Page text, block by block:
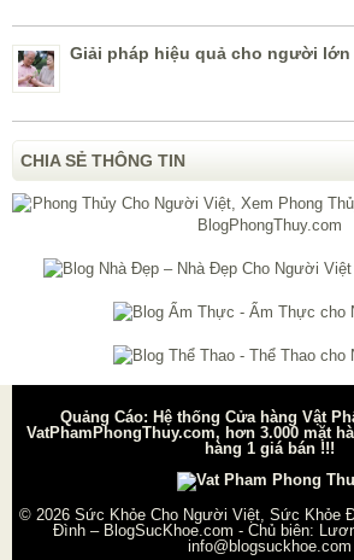
Giải pháp hiệu quả cho người
CHIA SẺ THÔNG TIN
Quảng Cáo: Hệ thống Cửa hàng Vật
VatPhamPhongThuy.com, hơn 3.000 mặt
hàng 1 giá bán !!!
© 2026 Sức Khỏe Cho Người Việt, Sức Khỏe
Đình – BlogSucKhoe.com - Chủ biên:
info@blogsuckhoe.com